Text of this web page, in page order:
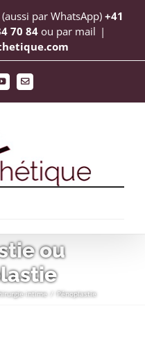
par WhatsApp)+41
70 84 ou par mail |
YouTubeEmail
ou
intime Pénoplastie